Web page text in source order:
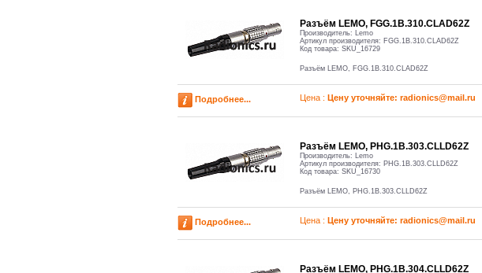
Разъём LEMO, FGG.1B.310.CLAD62Z
Производитель: Lemo
Артикул производителя: FGG.1B.310.CLAD62Z
Код товара: SKU_16729
Разъём LEMO, FGG.1B.310.CLAD62Z
Подробнее... Цена : Цену уточняйте: radioniсs@mail.ru
Разъём LEMO, PHG.1B.303.CLLD62Z
Производитель: Lemo
Артикул производителя: PHG.1B.303.CLLD62Z
Код товара: SKU_16730
Разъём LEMO, PHG.1B.303.CLLD62Z
Подробнее... Цена : Цену уточняйте: radioniсs@mail.ru
Разъём LEMO, PHG.1B.304.CLLD62Z